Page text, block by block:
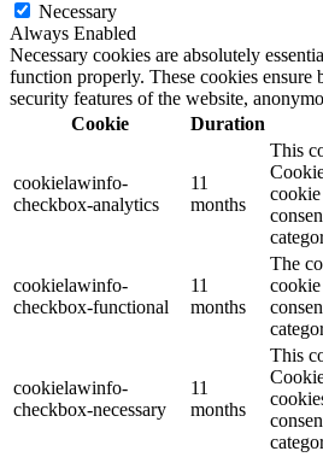
Necessary
Always Enabled
Necessary cookies are absolutely
function properly. These cookies ensure
security features of the website,
Cookie
Duration
cookielawinfo-
checkbox-analytics
11
months
This
cookie
cookielawinfo-
checkbox-functional
11
months
The
cookie
cookielawinfo-
checkbox-necessary
11
months
This